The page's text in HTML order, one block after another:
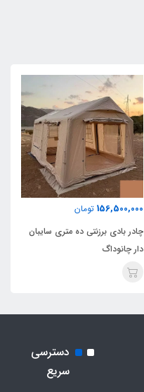
156,500,000 تومان
چادر بادی برزنتی ده متری سایبان
دار چانوداگ
دسترسی
سریع